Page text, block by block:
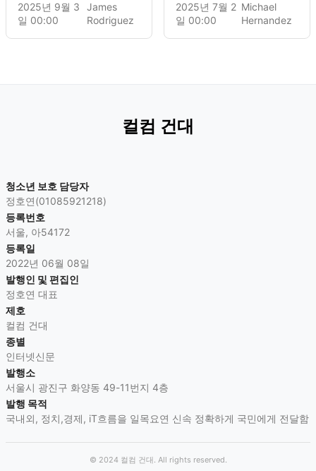
MediCube, Surpasses
Amorepacific in Stock
Market to Claim Top Spot
2025년 9월 3
일 00:00
James
Rodriguez
Response Team
Formed
price manipulation has
been reduced to six
months, with a joint
2025년 7월 2
일 00:00
Michael
Hernandez
컬컴 건대
청소년 보호 담당자
정호연(01085921218)
등록번호
서울, 아54172
등록일
2022년 06월 08일
발행인 및 편집인
정호연 대표
제호
컬컴 건대
종별
인터넷신문
발행소
서울시 광진구 화양동 49-11번지 4층
발행 목적
국내외, 정치,경제, iT흐름을 일목요연 신속 정확하게 국민에게 전달함
© 2024 컬컴 건대. All rights reserved.